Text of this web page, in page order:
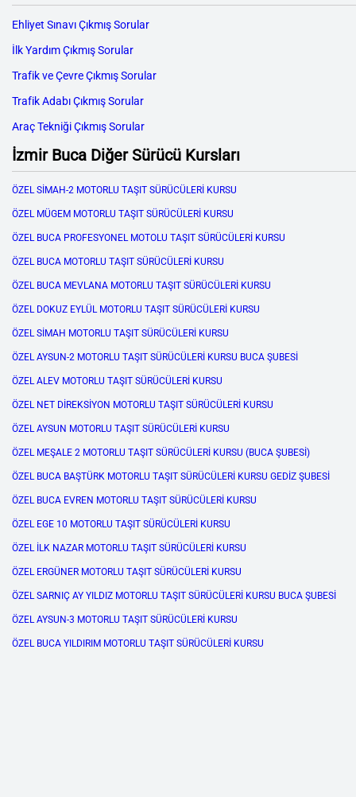
Ehliyet Sınavı Çıkmış Sorular
İlk Yardım Çıkmış Sorular
Trafik ve Çevre Çıkmış Sorular
Trafik Adabı Çıkmış Sorular
Araç Tekniği Çıkmış Sorular
İzmir Buca Diğer Sürücü Kursları
ÖZEL SİMAH-2 MOTORLU TAŞIT SÜRÜCÜLERİ KURSU
ÖZEL MÜGEM MOTORLU TAŞIT SÜRÜCÜLERİ KURSU
ÖZEL BUCA PROFESYONEL MOTOLU TAŞIT SÜRÜCÜLERİ KURSU
ÖZEL BUCA MOTORLU TAŞIT SÜRÜCÜLERİ KURSU
ÖZEL BUCA MEVLANA MOTORLU TAŞIT SÜRÜCÜLERİ KURSU
ÖZEL DOKUZ EYLÜL MOTORLU TAŞIT SÜRÜCÜLERİ KURSU
ÖZEL SİMAH MOTORLU TAŞIT SÜRÜCÜLERİ KURSU
ÖZEL AYSUN-2 MOTORLU TAŞIT SÜRÜCÜLERİ KURSU BUCA ŞUBESİ
ÖZEL ALEV MOTORLU TAŞIT SÜRÜCÜLERİ KURSU
ÖZEL NET DİREKSİYON MOTORLU TAŞIT SÜRÜCÜLERİ KURSU
ÖZEL AYSUN MOTORLU TAŞIT SÜRÜCÜLERİ KURSU
ÖZEL MEŞALE 2 MOTORLU TAŞIT SÜRÜCÜLERİ KURSU (BUCA ŞUBESİ)
ÖZEL BUCA BAŞTÜRK MOTORLU TAŞIT SÜRÜCÜLERİ KURSU GEDİZ ŞUBESİ
ÖZEL BUCA EVREN MOTORLU TAŞIT SÜRÜCÜLERİ KURSU
ÖZEL EGE 10 MOTORLU TAŞIT SÜRÜCÜLERİ KURSU
ÖZEL İLK NAZAR MOTORLU TAŞIT SÜRÜCÜLERİ KURSU
ÖZEL ERGÜNER MOTORLU TAŞIT SÜRÜCÜLERİ KURSU
ÖZEL SARNIÇ AY YILDIZ MOTORLU TAŞIT SÜRÜCÜLERİ KURSU BUCA ŞUBESİ
ÖZEL AYSUN-3 MOTORLU TAŞIT SÜRÜCÜLERİ KURSU
ÖZEL BUCA YILDIRIM MOTORLU TAŞIT SÜRÜCÜLERİ KURSU